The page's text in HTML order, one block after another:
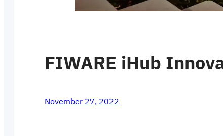
FIWARE iHub
November 27, 2022